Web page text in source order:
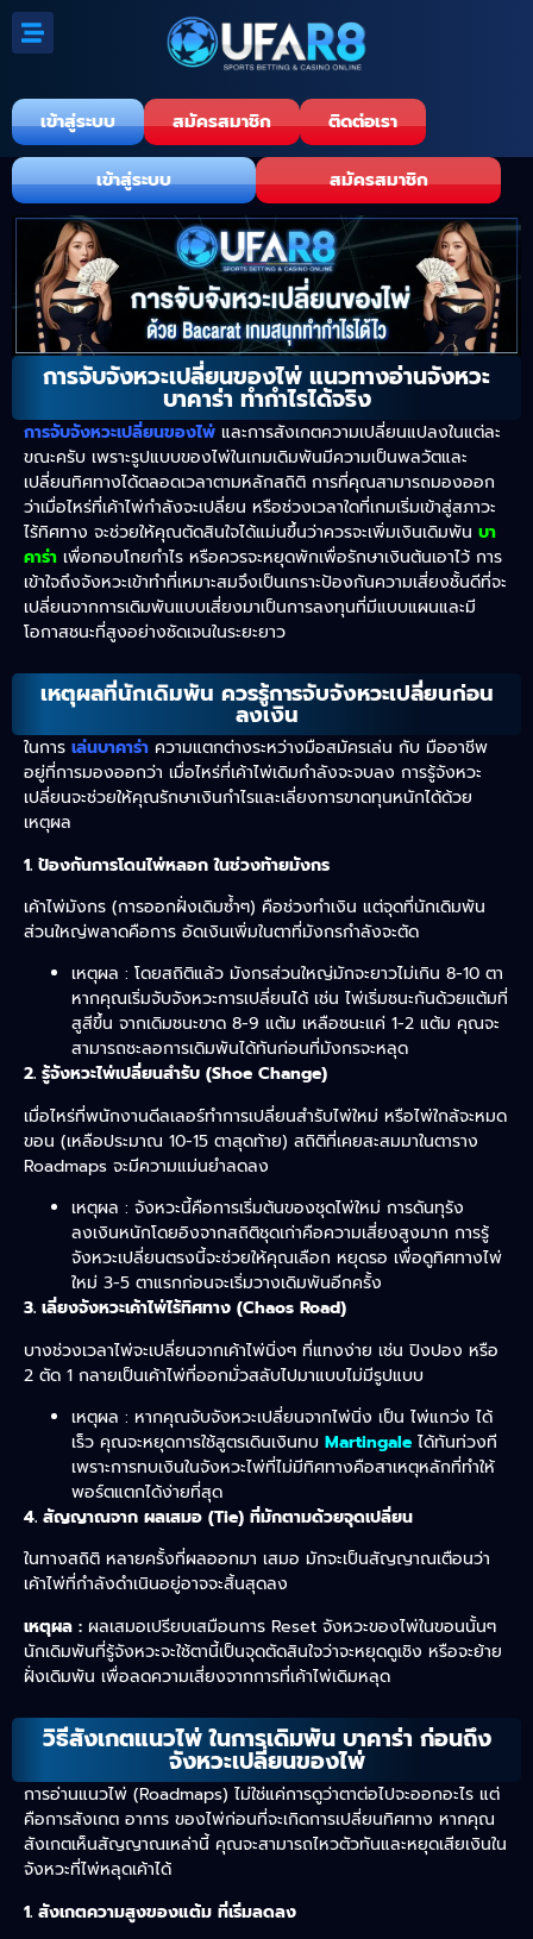
เข้าสู่ระบบ สมัครสมาชิก ติดต่อเรา
เข้าสู่ระบบ สมัครสมาชิก
การจับจังหวะเปลี่ยนของไพ่ แนวทางอ่านจังหวะ
บาคาร่า ทำกำไรได้จริง
การจับจังหวะเปลี่ยนของไพ่ และการสังเกตความเปลี่ยนแปลงในแต่ละ
ขณะครับ เพราะรูปแบบของไพ่ในเกมเดิมพันมีความเป็นพลวัตและ
เปลี่ยนทิศทางได้ตลอดเวลาตามหลักสถิติ การที่คุณสามารถมองออก
ว่าเมื่อไหร่ที่เค้าไพ่กำลังจะเปลี่ยน หรือช่วงเวลาใดที่เกมเริ่มเข้าสู่สภาวะ
ไร้ทิศทาง จะช่วยให้คุณตัดสินใจได้แม่นขึ้นว่าควรจะเพิ่มเงินเดิมพัน บา
คาร่า เพื่อกอบโกยกำไร หรือควรจะหยุดพักเพื่อรักษาเงินต้นเอาไว้ การ
เข้าใจถึงจังหวะเข้าทำที่เหมาะสมจึงเป็นเกราะป้องกันความเสี่ยงชั้นดีที่จะ
เปลี่ยนจากการเดิมพันแบบเสี่ยงมาเป็นการลงทุนที่มีแบบแผนและมี
โอกาสชนะที่สูงอย่างชัดเจนในระยะยาว
เหตุผลที่นักเดิมพัน ควรรู้การจับจังหวะเปลี่ยนก่อน
ลงเงิน
ในการ เล่นบาคาร่า ความแตกต่างระหว่างมือสมัครเล่น กับ มืออาชีพ
อยู่ที่การมองออกว่า เมื่อไหร่ที่เค้าไพ่เดิมกำลังจะจบลง การรู้จังหวะ
เปลี่ยนจะช่วยให้คุณรักษาเงินกำไรและเลี่ยงการขาดทุนหนักได้ด้วย
เหตุผล
1. ป้องกันการโดนไพ่หลอก ในช่วงท้ายมังกร
เค้าไพ่มังกร (การออกฝั่งเดิมซ้ำๆ) คือช่วงทำเงิน แต่จุดที่นักเดิมพัน
ส่วนใหญ่พลาดคือการ อัดเงินเพิ่มในตาที่มังกรกำลังจะตัด
เหตุผล : โดยสถิติแล้ว มังกรส่วนใหญ่มักจะยาวไม่เกิน 8-10 ตา
หากคุณเริ่มจับจังหวะการเปลี่ยนได้ เช่น ไพ่เริ่มชนะกันด้วยแต้มที่
สูสีขึ้น จากเดิมชนะขาด 8-9 แต้ม เหลือชนะแค่ 1-2 แต้ม คุณจะ
สามารถชะลอการเดิมพันได้ทันก่อนที่มังกรจะหลุด
2. รู้จังหวะไพ่เปลี่ยนสำรับ (Shoe Change)
เมื่อไหร่ที่พนักงานดีลเลอร์ทำการเปลี่ยนสำรับไพ่ใหม่ หรือไพ่ใกล้จะหมด
ขอน (เหลือประมาณ 10-15 ตาสุดท้าย) สถิติที่เคยสะสมมาในตาราง
Roadmaps จะมีความแม่นยำลดลง
เหตุผล : จังหวะนี้คือการเริ่มต้นของชุดไพ่ใหม่ การดันทุรัง
ลงเงินหนักโดยอิงจากสถิติชุดเก่าคือความเสี่ยงสูงมาก การรู้
จังหวะเปลี่ยนตรงนี้จะช่วยให้คุณเลือก หยุดรอ เพื่อดูทิศทางไพ่
ใหม่ 3-5 ตาแรกก่อนจะเริ่มวางเดิมพันอีกครั้ง
3. เลี่ยงจังหวะเค้าไพ่ไร้ทิศทาง (Chaos Road)
บางช่วงเวลาไพ่จะเปลี่ยนจากเค้าไพ่นิ่งๆ ที่แทงง่าย เช่น ปิงปอง หรือ
2 ตัด 1 กลายเป็นเค้าไพ่ที่ออกมั่วสลับไปมาแบบไม่มีรูปแบบ
เหตุผล : หากคุณจับจังหวะเปลี่ยนจากไพ่นิ่ง เป็น ไพ่แกว่ง ได้
เร็ว คุณจะหยุดการใช้สูตรเดินเงินทบ Martingale ได้ทันท่วงที
เพราะการทบเงินในจังหวะไพ่ที่ไม่มีทิศทางคือสาเหตุหลักที่ทำให้
พอร์ตแตกได้ง่ายที่สุด
4. สัญญาณจาก ผลเสมอ (Tie) ที่มักตามด้วยจุดเปลี่ยน
ในทางสถิติ หลายครั้งที่ผลออกมา เสมอ มักจะเป็นสัญญาณเตือนว่า
เค้าไพ่ที่กำลังดำเนินอยู่อาจจะสิ้นสุดลง
เหตุผล : ผลเสมอเปรียบเสมือนการ Reset จังหวะของไพ่ในขอนนั้นๆ
นักเดิมพันที่รู้จังหวะจะใช้ตานี้เป็นจุดตัดสินใจว่าจะหยุดดูเชิง หรือจะย้าย
ฝั่งเดิมพัน เพื่อลดความเสี่ยงจากการที่เค้าไพ่เดิมหลุด
วิธีสังเกตแนวไพ่ ในการเดิมพัน บาคาร่า ก่อนถึง
จังหวะเปลี่ยนของไพ่
การอ่านแนวไพ่ (Roadmaps) ไม่ใช่แค่การดูว่าตาต่อไปจะออกอะไร แต่
คือการสังเกต อาการ ของไพ่ก่อนที่จะเกิดการเปลี่ยนทิศทาง หากคุณ
สังเกตเห็นสัญญาณเหล่านี้ คุณจะสามารถไหวตัวทันและหยุดเสียเงินใน
จังหวะที่ไพ่หลุดเค้าได้
1. สังเกตความสูงของแต้ม ที่เริ่มลดลง